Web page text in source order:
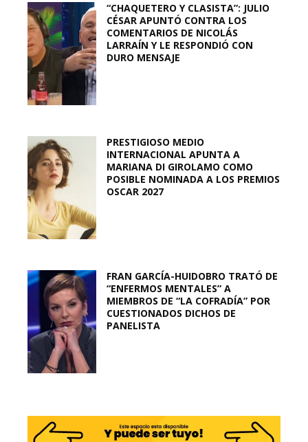
“CHAQUETERO Y CLASISTA”: JULIO
CÉSAR APUNTÓ CONTRA LOS
COMENTARIOS DE NICOLÁS
LARRAÍN Y LE RESPONDIÓ CON
DURO MENSAJE
PRESTIGIOSO MEDIO
INTERNACIONAL APUNTA A
MARIANA DI GIROLAMO COMO
POSIBLE NOMINADA A LOS PREMIOS
OSCAR 2027
FRAN GARCÍA-HUIDOBRO TRATÓ DE
“ENFERMOS MENTALES” A
MIEMBROS DE “LA COFRADÍA” POR
CUESTIONADOS DICHOS DE
PANELISTA